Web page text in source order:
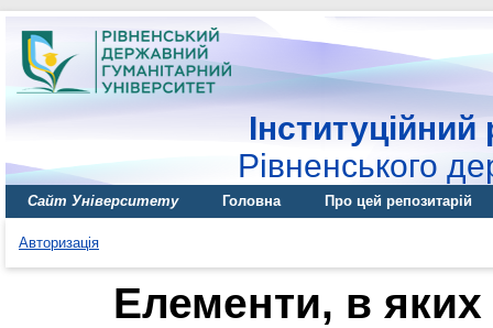
Інституційний
Рівненського
Сайт Університету Головна Про цей репозитарій
Авторизація
Елементи, в